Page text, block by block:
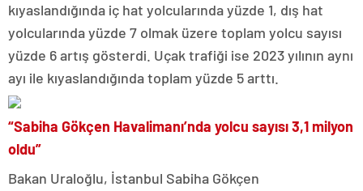
kıyaslandığında iç hat yolcularında yüzde 1, dış hat
yolcularında yüzde 7 olmak üzere toplam yolcu sayısı
yüzde 6 artış gösterdi. Uçak trafiği ise 2023 yılının aynı
ayı ile kıyaslandığında toplam yüzde 5 arttı.
“Sabiha Gökçen Havalimanı’nda yolcu sayısı 3,1 milyon
oldu”
Bakan Uraloğlu, İstanbul Sabiha Gökçen